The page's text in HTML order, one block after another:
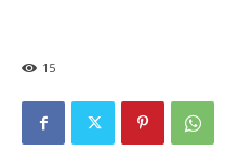
15